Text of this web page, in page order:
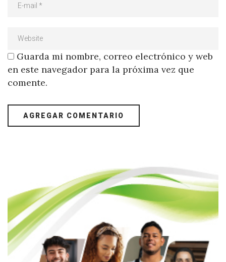
Guarda mi nombre, correo electrónico y web
en este navegador para la próxima vez que
comente.